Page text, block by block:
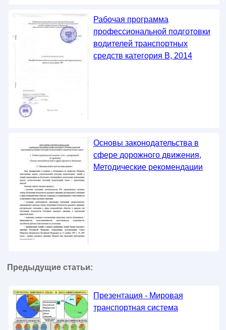
Рабочая программа
профессиональной подготовки
водителей транспортных
средств категория В, 2014
Основы законодательства в
сфере дорожного движения,
Методические рекомендации
Предыдущие статьи:
Презентация - Мировая
транспортная система